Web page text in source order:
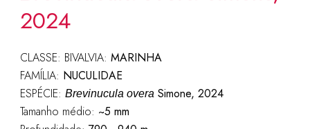
2024
CLASSE: BIVALVIA: MARINHA
FAMÍLIA: NUCULIDAE
ESPÉCIE: Brevinucula overaSimone, 2024
Tamanho médio: ~5 mm